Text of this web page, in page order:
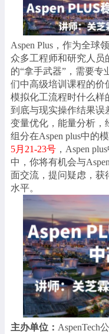
Aspen Plus，作为全球
众多工程师和研究人员
的“拿手武器”，需要
们中高级培训课程的价
模拟化工流程时什么样
到底与现实操作结果误
变量优化，能量分析，
组分在Aspen plus中的
5月21-23号 ，Aspen
中，你将有机会与
面交流，提问疑虑，获
水平。
主办单位： AspenTech